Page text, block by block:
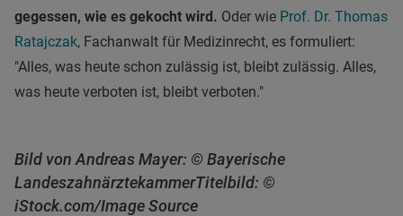
gegessen, wie es gekocht wird. Oder wie Prof. Dr. Thomas
Ratajczak, Fachanwalt für Medizinrecht, es formuliert:
"Alles, was heute schon zulässig ist, bleibt zulässig. Alles,
was heute verboten ist, bleibt verboten."
Bild von Andreas Mayer: © Bayerische
LandeszahnärztekammerTitelbild: ©
iStock.com/Image Source